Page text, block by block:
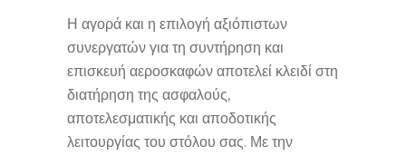
Η αγορά και η επιλογή αξιόπιστων
συνεργατών για τη συντήρηση και
επισκευή αεροσκαφών αποτελεί κλειδί στη
διατήρηση της ασφαλούς,
αποτελεσματικής και αποδοτικής
λειτουργίας του στόλου σας. Με την